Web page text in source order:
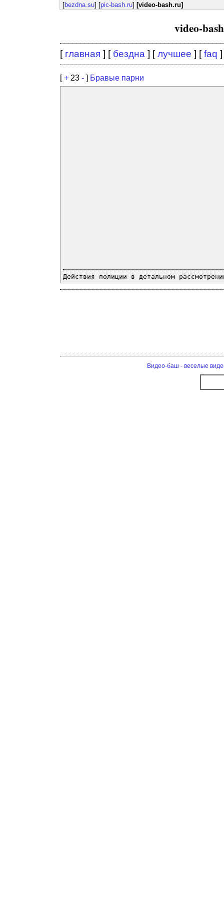
[bezdna.su] [pic-bash.ru] [video-bash.ru]
video-
[ главная ] [ бездна ] [лучшее ] [faq ]
[+ 23 - ] Бравые парни
Действия полиции в детальном
Видео-баш - веселые